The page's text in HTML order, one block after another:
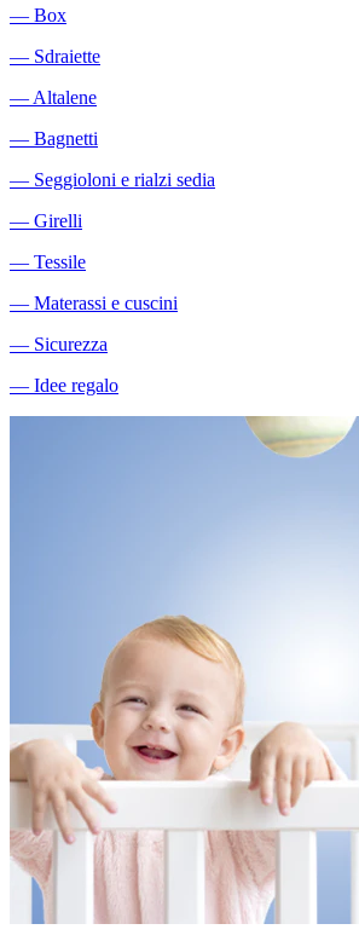
― Box
― Sdraiette
― Altalene
― Bagnetti
― Seggioloni e rialzi sedia
― Girelli
― Tessile
― Materassi e cuscini
― Sicurezza
― Idee regalo